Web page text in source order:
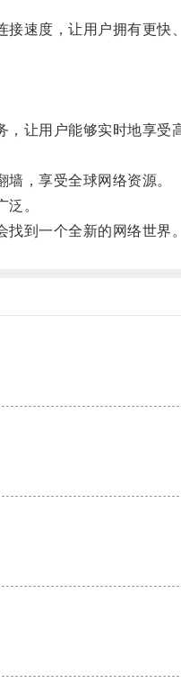
速度，让用户拥有更快
用户能够实时地享受
，享受全球网络资源。
。
到一个全新的网络世界。